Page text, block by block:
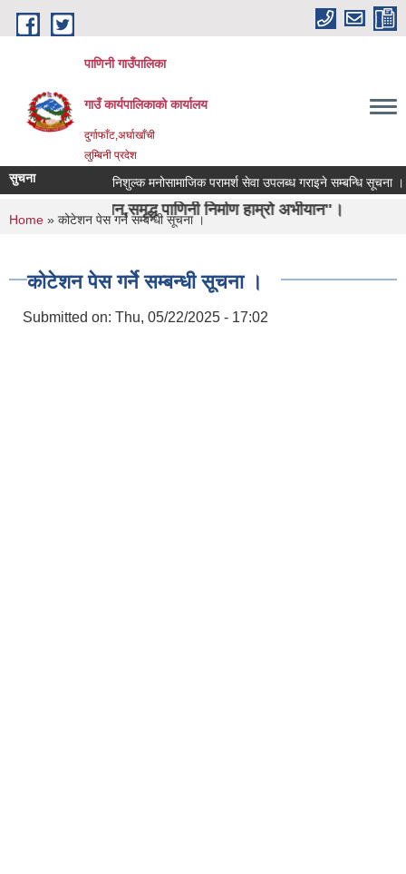
Skip to main content
पाणिनी गाउँपालिका
गाउँ कार्यपालिकाको कार्यालय
दुर्गाफाँट,अर्घाखाँची
लुम्बिनी प्रदेश
पाणिनी निर्माण हाम्रो अभीयान"।
सुचना निशुल्क मनोसामाजिक परामर्श सेवा उपलब्ध गराइने सम्बन्धि सूचना ।
You are here
Home » कोटेशन पेस गर्ने सम्बन्धी सूचना ।
कोटेशन पेस गर्ने सम्बन्धी सूचना ।
Submitted on: Thu, 05/22/2025 - 17:02